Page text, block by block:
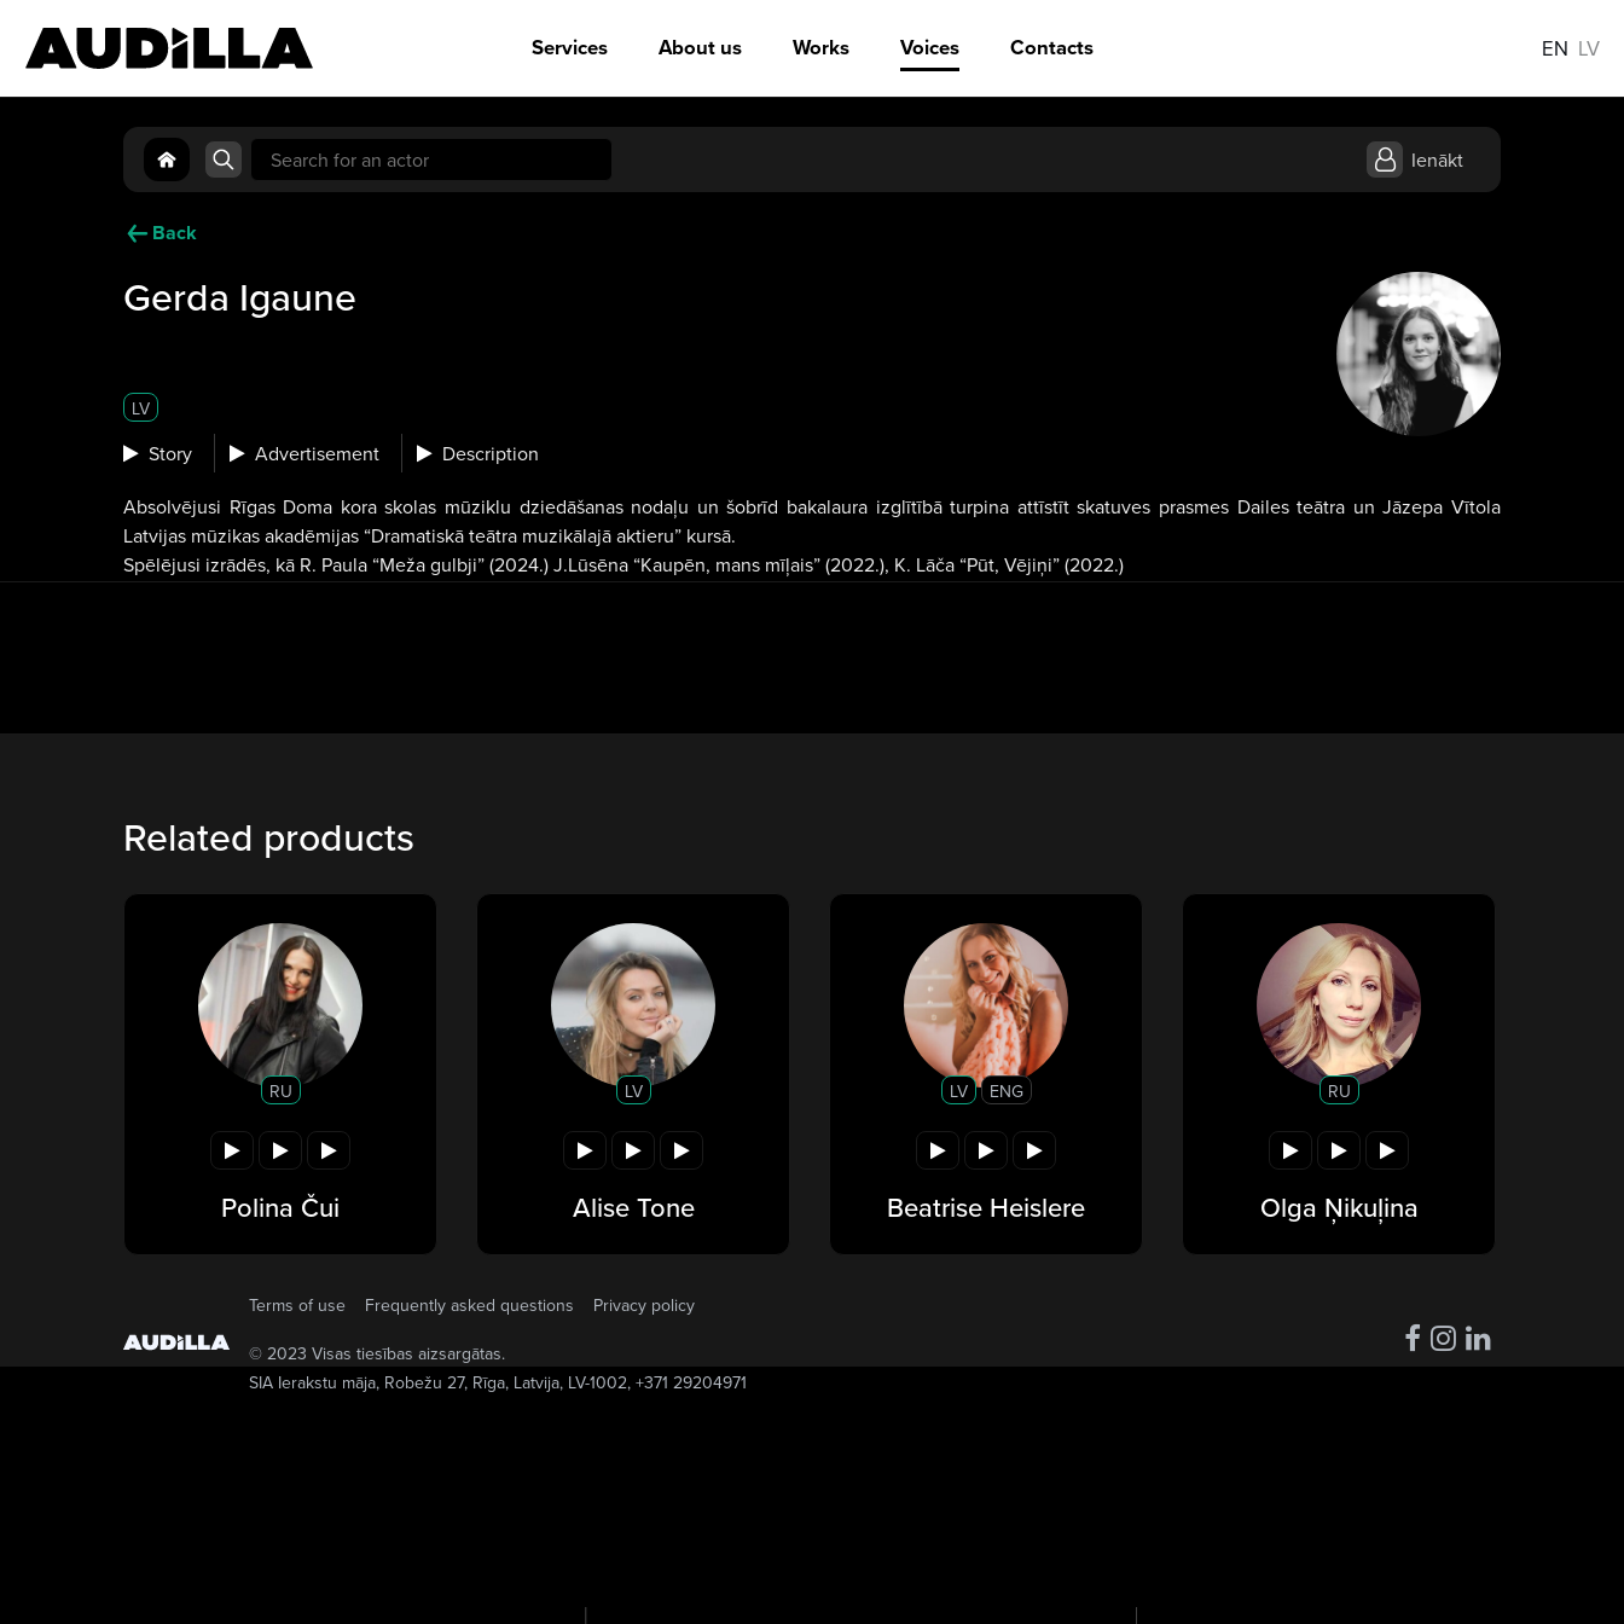
Services About us Works Voices Contacts EN LV
Search
for:
Ienākt
Back
Gerda Igaune
LV
Story Advertisement Description
Absolvējusi Rīgas Doma kora skolas mūziklu dziedāšanas nodaļu un šobrīd bakalaura izglītībā turpina attīstīt skatuves prasmes Dailes teātra un Jāzepa Vītola
Latvijas mūzikas akadēmijas “Dramatiskā teātra muzikālajā aktieru” kursā.
Spēlējusi izrādēs, kā R. Paula “Meža gulbji” (2024.) J.Lūsēna “Kaupēn, mans mīļais” (2022.), K. Lāča “Pūt, Vējiņi” (2022.)
Related products
RU
Polina Čui
LV
Alise Tone
LV ENG
Beatrise Heislere
RU
Olga Ņikuļina
Terms of use Frequently asked questions
Privacy policy
© 2023 Visas tiesības aizsargātas.
SIA Ierakstu māja, Robežu 27, Rīga, Latvija, LV-1002, +371 29204971